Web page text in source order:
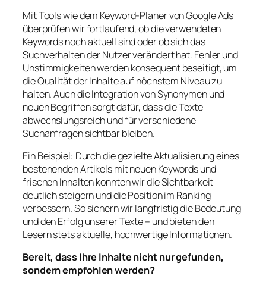
Mit Tools wie dem Keyword-Planer von Google Ads
überprüfen wir fortlaufend, ob die verwendeten
Keywords noch aktuell sind oder ob sich das
Suchverhalten der Nutzer verändert hat. Fehler und
Unstimmigkeiten werden konsequent beseitigt, um
die Qualität der Inhalte auf höchstem Niveau zu
halten. Auch die Integration von Synonymen und
neuen Begriffen sorgt dafür, dass die Texte
abwechslungsreich und für verschiedene
Suchanfragen sichtbar bleiben.
Ein Beispiel: Durch die gezielte Aktualisierung eines
bestehenden Artikels mit neuen Keywords und
frischen Inhalten konnten wir die Sichtbarkeit
deutlich steigern und die Position im Ranking
verbessern. So sichern wir langfristig die Bedeutung
und den Erfolg unserer Texte – und bieten den
Lesern stets aktuelle, hochwertige Informationen.
Bereit, dass Ihre Inhalte nicht nur gefunden,
sondern empfohlen werden?